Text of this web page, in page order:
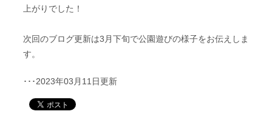
上がりでした！
次回のブログ更新は3月下旬で公園遊びの様子をお伝えしま
す。
･･･2023年03月11日更新